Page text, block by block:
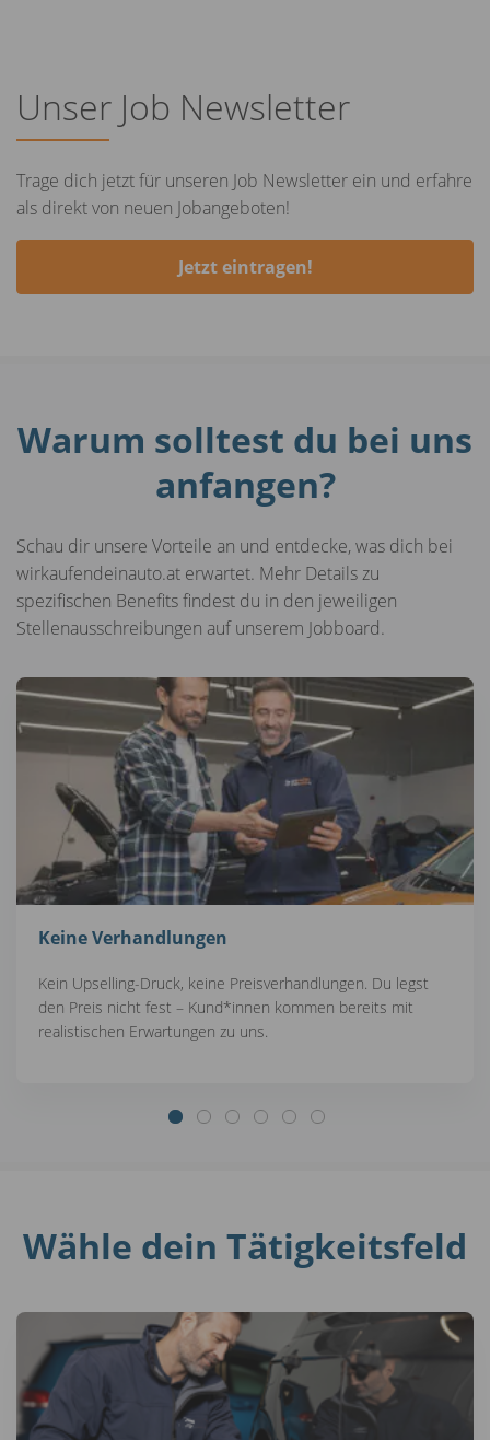
Unser Job Newsletter
Trage dich jetzt für unseren Job Newsletter ein und erfahre
als direkt von neuen Jobangeboten!
Jetzt eintragen!
Warum solltest du bei uns
anfangen?
Schau dir unsere Vorteile an und entdecke, was dich bei
wirkaufendeinauto.at erwartet. Mehr Details zu
spezifischen Benefits findest du in den jeweiligen
Stellenausschreibungen auf unserem Jobboard.
Keine Verhandlungen
Kein Upselling-Druck, keine Preisverhandlungen. Du legst
den Preis nicht fest – Kund*innen kommen bereits mit
realistischen Erwartungen zu uns.
Wähle dein Tätigkeitsfeld